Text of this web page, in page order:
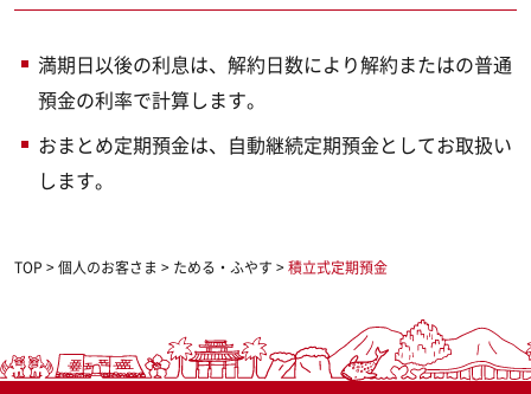
満期日以後の利息は、解約日数により解約またはの普通
預金の利率で計算します。
おまとめ定期預金は、自動継続定期預金としてお取扱い
します。
TOP >個人のお客さま > ためる・ふやす >積立式定期預金